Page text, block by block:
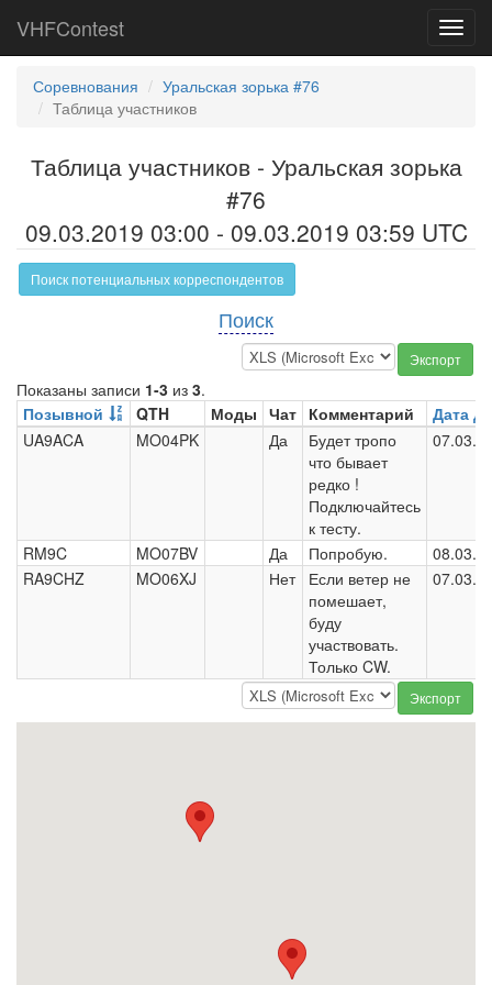
VHFContest
Соревнования
Уральская зорька #76
Таблица участников
Таблица участников - Уральская зорька
#76
09.03.2019 03:00 - 09.03.2019 03:59 UTC
Поиск потенциальных корреспондентов
Поиск
Экспорт
Показаны записи 1-3 из 3.
Позывной
QTH Моды Чат Комментарий
Дата
UA9ACA
MO04PK Да
Будет тропо
что бывает
редко !
Подключайтесь
к тесту.
RM9C MO07BV Да Попробую.
RA9CHZ
MO06XJ Нет
Если ветер не
помешает,
буду
участвовать.
Только CW.
Экспорт